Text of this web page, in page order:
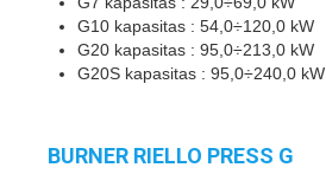
G10 kapasitas : 54,0÷120,0 kW
G20 kapasitas : 95,0÷213,0 kW
G20S kapasitas : 95,0÷240,0 kW
BURNER RIELLO PRESS G